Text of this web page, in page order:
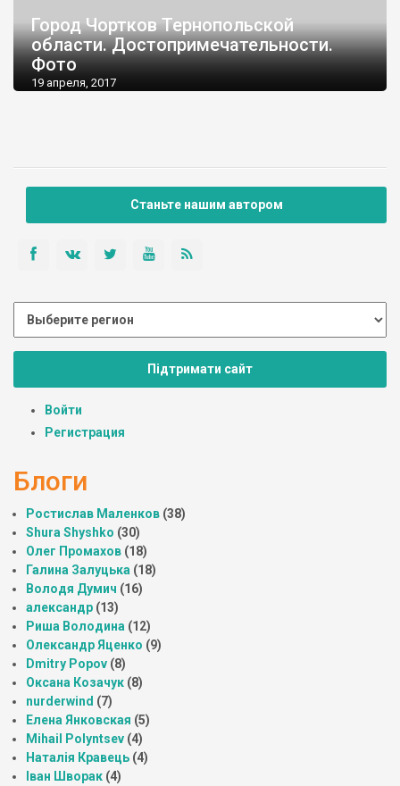
Город Чортков Тернопольской
области. Достопримечательности.
Фото
19 апреля, 2017
Станьте нашим автором
Підтримати сайт
Войти
Регистрация
Блоги
Ростислав Маленков (38)
Shura Shyshko (30)
Олег Промахов (18)
Галина Залуцька (18)
Володя Думич (16)
александр (13)
Риша Володина (12)
Олександр Яценко (9)
Dmitry Popov (8)
Оксана Козачук (8)
nurderwind (7)
Елена Янковская (5)
Mihail Polyntsev (4)
Наталія Кравець (4)
Іван Шворак (4)